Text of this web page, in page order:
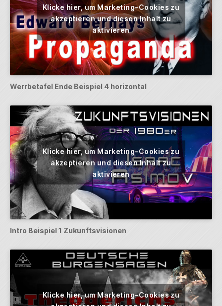
Klicke hier, um Marketing-Cookies zu
akzeptieren und diesen Inhalt zu
aktivieren
Werrbetafel Ende Beispiel 4 horizontal
Klicke hier, um Marketing-Cookies zu
akzeptieren und diesen Inhalt zu
aktivieren
Intro Beispiel 1 Zukunftsvisionen
Klicke hier, um Marketing-Cookies zu